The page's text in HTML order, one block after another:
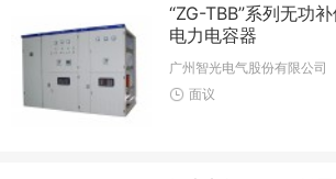
“ZG-TBB”系列无功
电力电容器
广州智光电气股份有限公司
面议